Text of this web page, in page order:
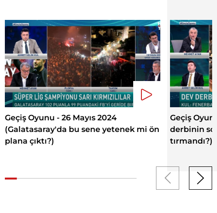
Geçiş Oyunu - 26 Mayıs 2024
(Galatasaray'da bu sene yetenek mi ön
plana çıktı?)
Geçiş
derbinin
tırmandı?)